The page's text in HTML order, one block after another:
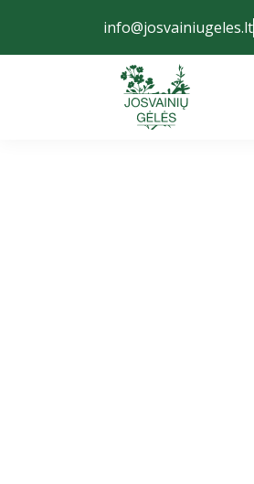
info@josvainiugeles.lt